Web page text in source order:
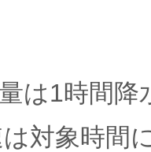
は1時間降
対象時間